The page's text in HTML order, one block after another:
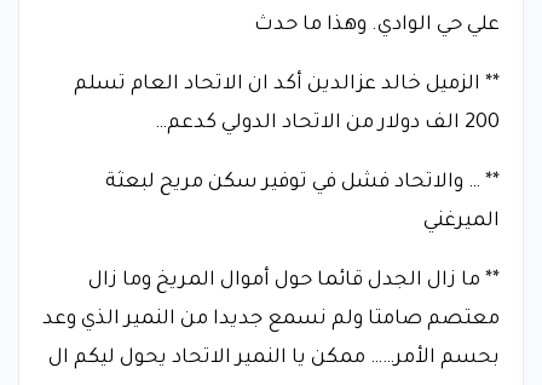
علي حي الوادي. وهذا ما حدث
** الزميل خالد عزالدين أكد ان الاتحاد العام تسلم
200 الف دولار من الاتحاد الدولي كدعم…
** … والاتحاد فشل في توفير سكن مريح لبعثة
الميرغني
** ما زال الجدل قائما حول أموال المريخ وما زال
معتصم صامتا ولم نسمع جديدا من النمير الذي وعد
بحسم الأمر…… ممكن يا النمير الاتحاد يحول ليكم ال